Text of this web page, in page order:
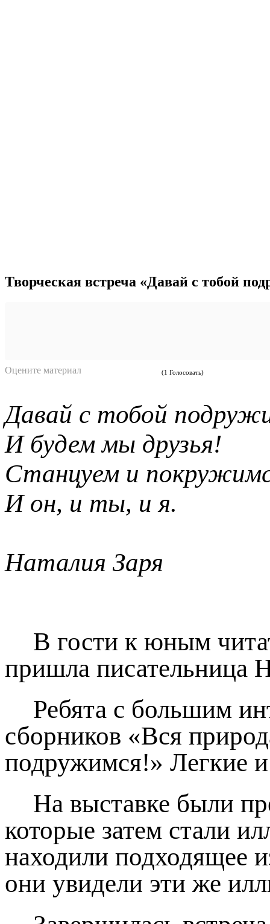
Творческая встреча «Давай с тобой
Оцените материал (1 Голосовать)
Давай с тобой
И будем мы друзья!
Станцуем и
И он, и ты, и я.
Наталия Заря
В гости к юным
пришла писательница
Ребята с большим
сборников «Вся
подружимся!» Легкие
На выставке были
которые затем стали
находили подходящее
они увидели эти же